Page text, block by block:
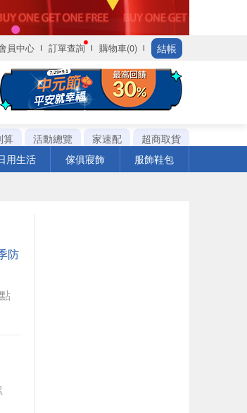
員中心 訂單查詢 購物車(0) 結帳
算 活動總覽 家速配
超商取貨
用生活 傢俱寢飾 服飾鞋包
防